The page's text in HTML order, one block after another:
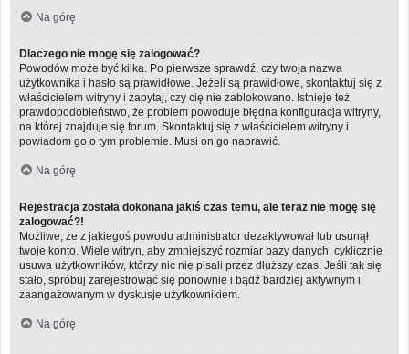
Na górę
Dlaczego nie mogę się zalogować?
Powodów może być kilka. Po pierwsze sprawdź, czy twoja nazwa
użytkownika i hasło są prawidłowe. Jeżeli są prawidłowe, skontaktuj się z
właścicielem witryny i zapytaj, czy cię nie zablokowano. Istnieje też
prawdopodobieństwo, że problem powoduje błędna konfiguracja witryny,
na której znajduje się forum. Skontaktuj się z właścicielem witryny i
powiadom go o tym problemie. Musi on go naprawić.
Na górę
Rejestracja została dokonana jakiś czas temu, ale teraz nie mogę się
zalogować?!
Możliwe, że z jakiegoś powodu administrator dezaktywował lub usunął
twoje konto. Wiele witryn, aby zmniejszyć rozmiar bazy danych, cyklicznie
usuwa użytkowników, którzy nic nie pisali przez dłuższy czas. Jeśli tak się
stało, spróbuj zarejestrować się ponownie i bądź bardziej aktywnym i
zaangażowanym w dyskusje użytkownikiem.
Na górę